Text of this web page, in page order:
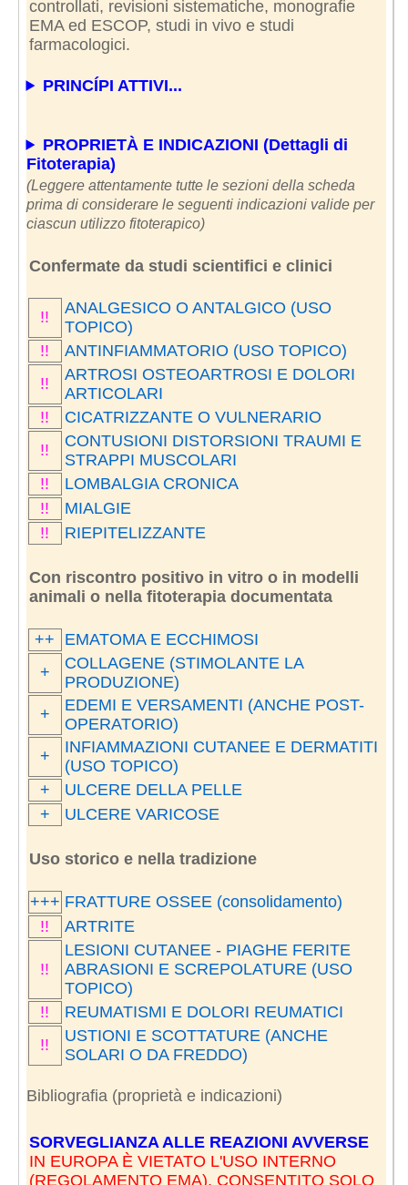
controllati, revisioni sistematiche, monografie
EMA ed ESCOP, studi in vivo e studi
farmacologici.
PRINCÍPI ATTIVI...
PROPRIETÀ E INDICAZIONI (Dettagli di
Fitoterapia)
(Leggere attentamente tutte le sezioni della scheda
prima di considerare le seguenti indicazioni valide per
ciascun utilizzo fitoterapico)
Confermate da studi scientifici e clinici
!!
ANALGESICO O ANTALGICO (USO
TOPICO)
!!
ANTINFIAMMATORIO (USO TOPICO)
!!
ARTROSI OSTEOARTROSI E DOLORI
ARTICOLARI
!!
CICATRIZZANTE O VULNERARIO
!!
CONTUSIONI DISTORSIONI TRAUMI E
STRAPPI MUSCOLARI
!!
LOMBALGIA CRONICA
!!
MIALGIE
!!
RIEPITELIZZANTE
Con riscontro positivo in vitro o in modelli
animali o nella fitoterapia documentata
++
EMATOMA E ECCHIMOSI
+
COLLAGENE (STIMOLANTE LA
PRODUZIONE)
+
EDEMI E VERSAMENTI (ANCHE POST-
OPERATORIO)
+
INFIAMMAZIONI CUTANEE E DERMATITI
(USO TOPICO)
+
ULCERE DELLA PELLE
+
ULCERE VARICOSE
Uso storico e nella tradizione
+++ FRATTURE OSSEE (consolidamento)
!!
ARTRITE
!!
LESIONI CUTANEE - PIAGHE FERITE
ABRASIONI E SCREPOLATURE (USO
TOPICO)
!!
REUMATISMI E DOLORI REUMATICI
!!
USTIONI E SCOTTATURE (ANCHE
SOLARI O DA FREDDO)
Bibliografia (proprietà e indicazioni)
SORVEGLIANZA ALLE REAZIONI AVVERSE
IN EUROPA È VIETATO L'USO INTERNO
(REGOLAMENTO EMA). CONSENTITO SOLO